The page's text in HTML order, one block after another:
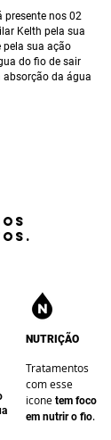
presente nos 02
Kelth pela sua
sua ação
do fio de sair
absorção da água
NUTRIÇÃO
Tratamentos
com esse
icone tem foco
em nutrir o fio.